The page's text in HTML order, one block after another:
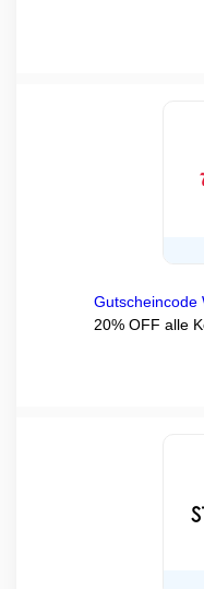
Gutscheincode
20% OFF alle